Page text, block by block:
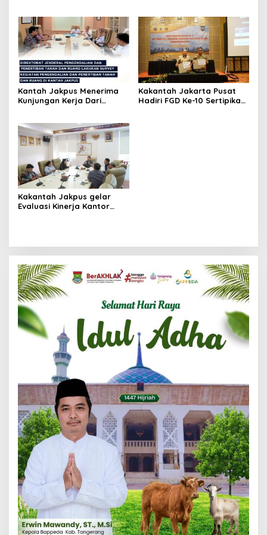
Kantah Jakpus Menerima
Kunjungan Kerja Dari
Penertiban Tanah dan
Ruang Kementerian
ATR/BPN
Kakantah Jakarta Pusat
Hadiri FGD Ke-10 Sertipikasi
Kakantah Jakpus gelar
Evaluasi Kinerja Kantor
untuk Pelayanan
Berkualitas